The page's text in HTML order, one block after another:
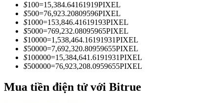
Thông tin
$100=15,384.64161919PIXEL
$500=76,923.20809596PIXEL
$1000=153,846.41619193PIXEL
$5000=769,232.08095965PIXEL
$10000=1,538,464.16191931PIXEL
$50000=7,692,320.80959655PIXEL
$100000=15,384,641.6191931PIXEL
$500000=76,923,208.0959655PIXEL
Mua tiền điện tử với Bitrue